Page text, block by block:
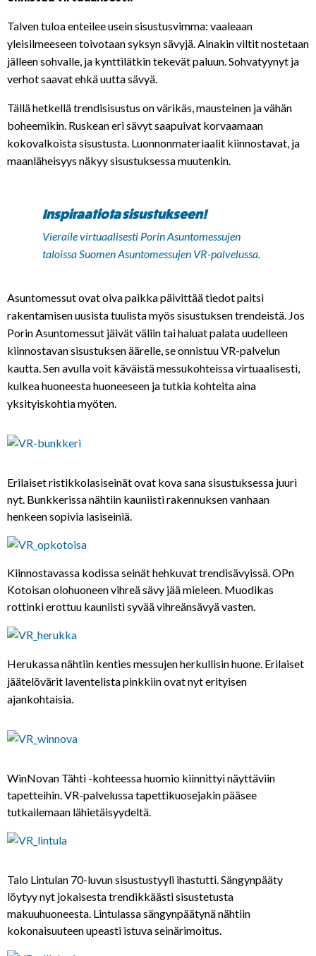
Talven tuloa enteilee usein sisustusvimma: vaaleaan
yleisilmeeseen toivotaan syksyn sävyjä. Ainakin viltit nostetaan
jälleen sohvalle, ja kynttilätkin tekevät paluun. Sohvatyynyt ja
verhot saavat ehkä uutta sävyä.
Tällä hetkellä trendisisustus on värikäs, mausteinen ja vähän
boheemikin. Ruskean eri sävyt saapuivat korvaamaan
kokovalkoista sisustusta. Luonnonmateriaalit kiinnostavat, ja
maanläheisyys näkyy sisustuksessa muutenkin.
Inspiraatiota sisustukseen!
Vieraile virtuaalisesti Porin Asuntomessujen
taloissa Suomen Asuntomessujen VR-palvelussa.
Asuntomessut ovat oiva paikka päivittää tiedot paitsi
rakentamisen uusista tuulista myös sisustuksen trendeistä. Jos
Porin Asuntomessut jäivät väliin tai haluat palata uudelleen
kiinnostavan sisustuksen äärelle, se onnistuu VR-palvelun
kautta. Sen avulla voit käväistä messukohteissa virtuaalisesti,
kulkea huoneesta huoneeseen ja tutkia kohteita aina
yksityiskohtia myöten.
Erilaiset ristikkolasiseinät ovat kova sana sisustuksessa juuri
nyt. Bunkkerissa nähtiin kauniisti rakennuksen vanhaan
henkeen sopivia lasiseiniä.
Kiinnostavassa kodissa seinät hehkuvat trendisävyissä. OPn
Kotoisan olohuoneen vihreä sävy jää mieleen. Muodikas
rottinki erottuu kauniisti syvää vihreänsävyä vasten.
Herukassa nähtiin kenties messujen herkullisin huone. Erilaiset
jäätelövärit laventelista pinkkiin ovat nyt erityisen
ajankohtaisia.
WinNovan Tähti -kohteessa huomio kiinnittyi näyttäviin
tapetteihin. VR-palvelussa tapettikuosejakin pääsee
tutkailemaan lähietäisyydeltä.
Talo Lintulan 70-luvun sisustustyyli ihastutti. Sängynpääty
löytyy nyt jokaisesta trendikkäästi sisustetusta
makuuhuoneesta. Lintulassa sängynpäätynä nähtiin
kokonaisuuteen upeasti istuva seinärimoitus.